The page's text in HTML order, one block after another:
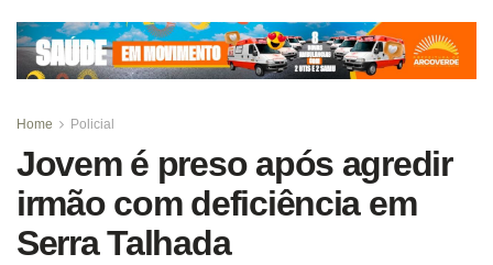
Home Policial
Jovem é preso após agredir
irmão com deficiência em
Serra Talhada